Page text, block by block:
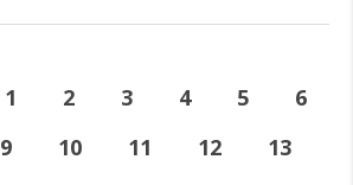
1 2 3 4 5
6
9 10 11 12
13